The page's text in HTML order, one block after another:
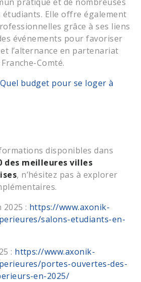
Elle offre également
grâce à ses liens
événements pour favoriser
l’alternance en partenariat
Comté.
Quel budget pour se loger à
disponibles dans
des meilleures villes
, n’hésitez pas à explorer
: https://www.axonik-
salons-etudiants-en-
: https://www.axonik-
portes-ouvertes-des-
en-2025/